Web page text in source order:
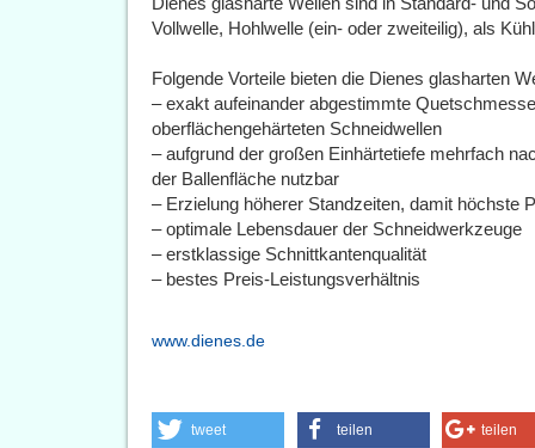
Vollwelle, Hohlwelle (ein- oder zweiteilig), als
Folgende Vorteile bieten die Dienes glasharten
– exakt aufeinander abgestimmte
oberflächengehärteten Schneidwellen
– aufgrund der großen Einhärtetiefe mehrfach
der Ballenfläche nutzbar
– Erzielung höherer Standzeiten, damit höchste
– optimale Lebensdauer der Schneidwerkzeuge
– erstklassige Schnittkantenqualität
– bestes Preis-Leistungsverhältnis
www.dienes.de
tweet teilen teilen